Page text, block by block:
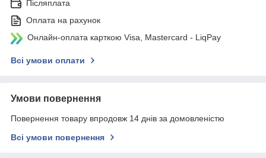
Післяплата
Оплата на рахунок
Онлайн-оплата карткою Visa, Mastercard - LiqPay
Всі умови оплати
Умови повернення
Повернення товару впродовж 14 днів за домовленістю
Всі умови повернення